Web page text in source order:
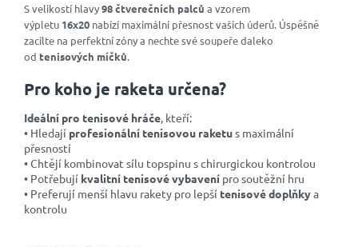
S velikostí hlavy98 čtverečních palců a vzorem
výpletu 16x20 nabízí maximální přesnost vašich úderů. Úspěšně
zacílte na perfektní zóny a nechte své soupeře daleko
od tenisových míčků.
Pro koho je raketa určena?
Ideální pro tenisové hráče, kteří:
• Hledají profesionální tenisovou raketus maximální
přesností
• Chtějí kombinovat sílu topspinu s chirurgickou kontrolou
• Potřebují kvalitní tenisové vybavení pro soutěžní hru
• Preferují menší hlavu rakety pro lepší tenisové doplňkya
kontrolu